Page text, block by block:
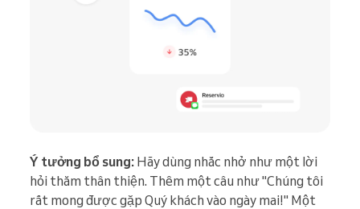
Ý tưởng bổ sung: Hãy dùng nhắc nhở như một lời
hỏi thăm thân thiện. Thêm một câu như "Chúng tôi
rất mong được gặp Quý khách vào ngày mai!" Một